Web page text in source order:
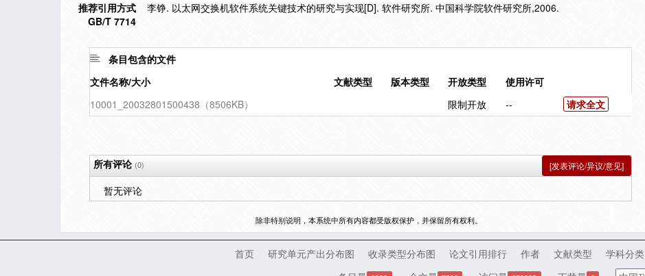
推荐引用方式
GB/T 7714
李铮. 以太网交换机软件系统关键技术的研究与实现[D]. 软件研究所. 中国科学院软件研究所,2006.
条目包含的文件
文件名称/大小
文献类型 版本类型 开放类型
使用许可
10001_20032801500438（8506KB）
限制开放 -- 请求全文
所有评论(0) [发表评论/异议/意见]
暂无评论
除非特别说明，本系统中所有内容都受版权保护，并保留所有权利。
首页 研究单元产出分布图 收录类型分布图 论文引用排行 作者 文献类型 学科分类